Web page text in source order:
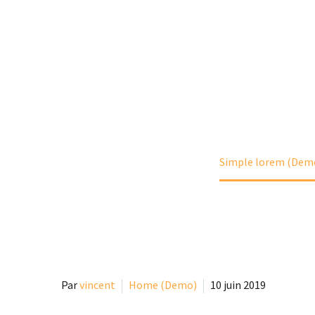
Simple lorem
Parvincent Home (Demo) 10 juin 2019